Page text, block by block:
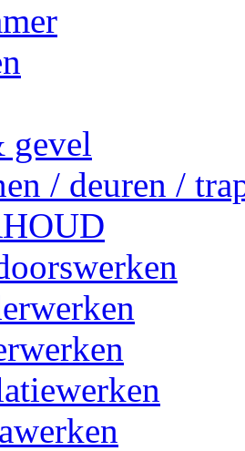
gevel
/ deuren /